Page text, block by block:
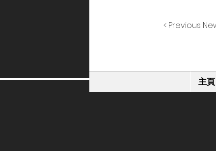
< Previous
主頁